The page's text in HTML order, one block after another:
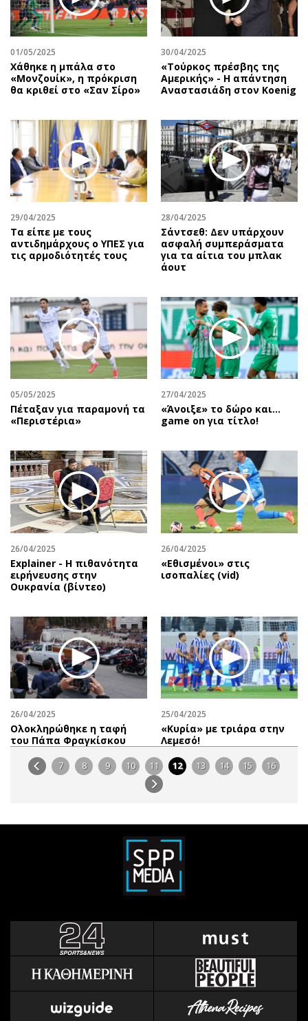
01/05/2025
Χάθηκε η μπάλα στο
«Μονζουίκ», η πρόκριση
θα κριθεί στο «Σαν Σίρο»
30/04/2025
«Τούρκος πρέσβης της
Αμερικής» - Η απάντηση
Αναστασιάδη στον Koenig
29/04/2025
Τα είπε με τους
αντιδημάρχους ο ΥΠΕΣ για
τις αρμοδιότητές τους
28/04/2025
Σάντσεθ: Δεν υπάρχουν
ασφαλή συμπεράσματα
για τα αίτια του μπλακ
άουτ
05/05/2025
Πέταξαν για παραμονή τα
«Περιστέρια»
27/04/2025
«Άνοιξε» το δώρο και…
game on για τίτλο!
26/04/2025
Explainer - Η πιθανότητα
ειρήνευσης στην
Ουκρανία (βίντεο)
26/04/2025
«Εθισμένοι» στις
ισοπαλίες (vid)
26/04/2025
Ολοκληρώθηκε η ταφή
του Πάπα Φραγκίσκου
25/04/2025
«Κυρία» με τριάρα στην
Λεμεσό!
7 8 9 10 11 12 13 14 15 16